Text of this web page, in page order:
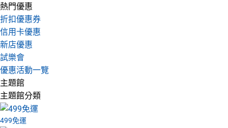
熱門優惠
折扣優惠券
信用卡優惠
新店優惠
試樂會
優惠活動一覽
主題館
主題館分類
499免運